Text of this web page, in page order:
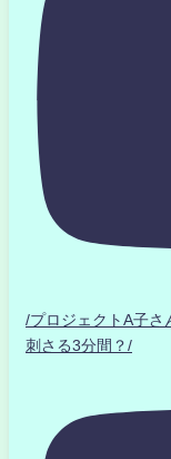
/プロジェクトA子
刺さる3分間？/